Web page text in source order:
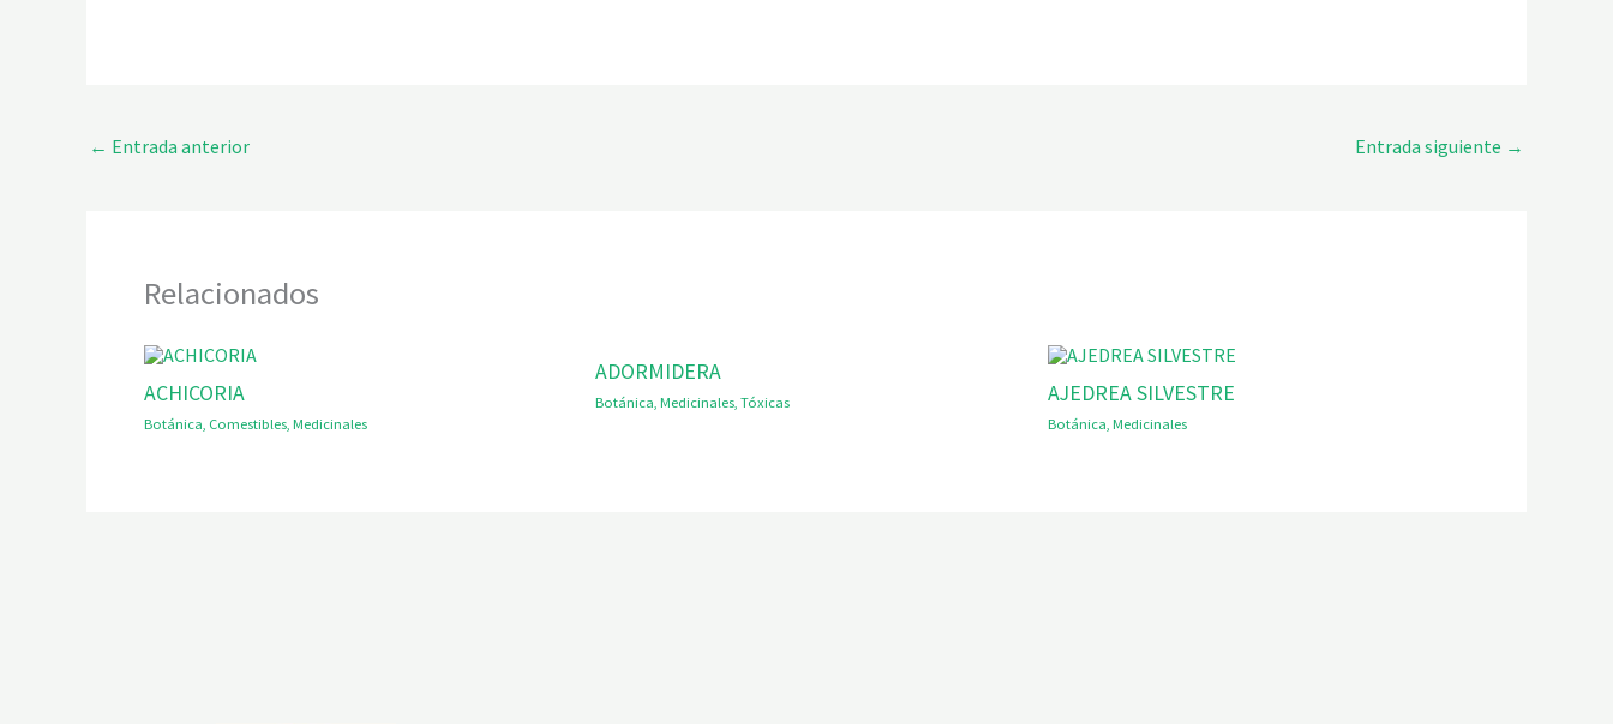
← Entrada anterior Entrada siguiente →
Relacionados
ACHICORIA
Botánica Comestibles Medicinales
ADORMIDERA
Botánica ,Medicinales ,Tóxicas AJEDREA SILVESTRE
Botánica Medicinales